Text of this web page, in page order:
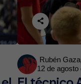
Posted
by
Rubén
12 de agosto